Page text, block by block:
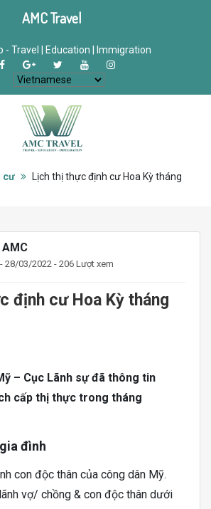
- Travel | Education | Immigration
cư
Lịch thị thực định cư Hoa Kỳ tháng
- 28/03/2022 - 206 Lượt xem
định cư Hoa Kỳ tháng
– Cục Lãnh sự đã thông tin
cấp thị thực trong tháng
đình
con độc thân của công dân Mỹ.
vợ/ chồng & con độc thân dưới
AMC Travel